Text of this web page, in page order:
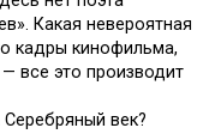
Какая невероятная
кадры кинофильма,
все это производит
век?